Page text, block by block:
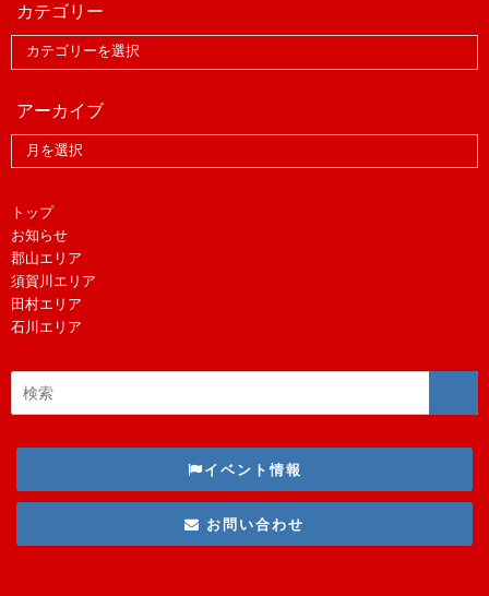
カテゴリー
アーカイブ
トップ
お知らせ
郡山エリア
須賀川エリア
田村エリア
石川エリア
イベント情報
お問い合わせ